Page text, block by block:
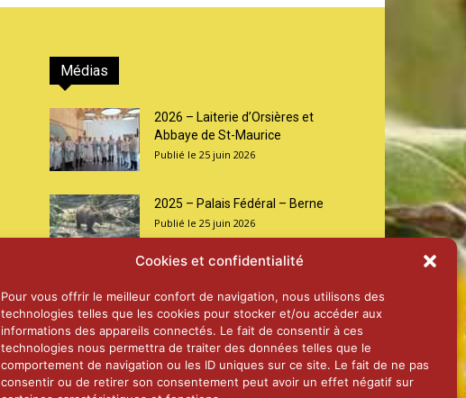
Cookies et confidentialité
Pour vous offrir le meilleur confort de navigation, nous utilisons des
technologies telles que les cookies pour stocker et/ou accéder aux
informations des appareils connectés. Le fait de consentir à ces
technologies nous permettra de traiter des données telles que le
comportement de navigation ou les ID uniques sur ce site. Le fait de ne pas
consentir ou de retirer son consentement peut avoir un effet négatif sur
Médias
2026 – Laiterie d’Orsières et
Abbaye de St-Maurice
25 juin 2026
2025 – Palais Fédéral – Berne
25 juin 2026
Aînés – Noël 2024
14 janvier 2025